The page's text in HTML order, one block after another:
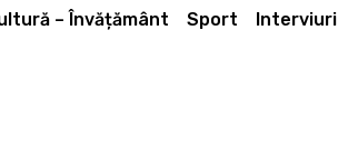
– Învățământ Sport Interviuri